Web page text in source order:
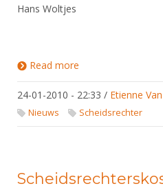
Hans Woltjes
Read more
24-01-2010 - 22:33 / Etienne
Nieuws Scheidsrechter